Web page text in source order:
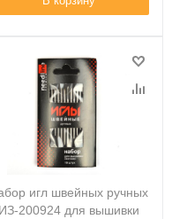
игл швейных ручных
ИЗ-200924 для вышивки